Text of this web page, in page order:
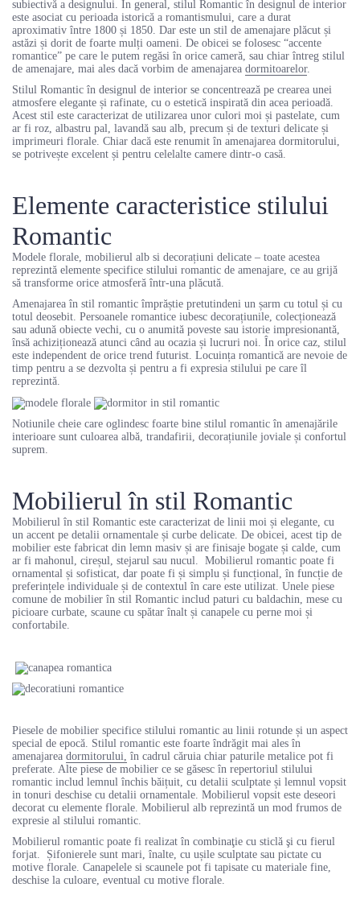
subiectivă a designului. În general, stilul Romantic în designul de interior
este asociat cu perioada istorică a romantismului, care a durat
aproximativ între 1800 și 1850. Dar este un stil de amenajare plăcut și
astăzi și dorit de foarte mulți oameni. De obicei se folosesc “accente
romantice” pe care le putem regăsi în orice cameră, sau chiar întreg stilul
de amenajare, mai ales dacă vorbim de amenajarea dormitoarelor.
Stilul Romantic în designul de interior se concentrează pe crearea unei
atmosfere elegante și rafinate, cu o estetică inspirată din acea perioadă.
Acest stil este caracterizat de utilizarea unor culori moi și pastelate, cum
ar fi roz, albastru pal, lavandă sau alb, precum și de texturi delicate și
imprimeuri florale. Chiar dacă este renumit în amenajarea dormitorului,
se potrivește excelent și pentru celelalte camere dintr-o casă.
Elemente caracteristice stilului
Romantic
Modele florale, mobilierul alb si decorațiuni delicate – toate acestea
reprezintă elemente specifice stilului romantic de amenajare, ce au grijă
să transforme orice atmosferă într-una plăcută.
Amenajarea în stil romantic împrăștie pretutindeni un șarm cu totul și cu
totul deosebit. Persoanele romantice iubesc decorațiunile, colecționează
sau adună obiecte vechi, cu o anumită poveste sau istorie impresionantă,
însă achiziționează atunci când au ocazia și lucruri noi. În orice caz, stilul
este independent de orice trend futurist. Locuința romantică are nevoie de
timp pentru a se dezvolta și pentru a fi expresia stilului pe care îl
reprezintă.
Notiunile cheie care oglindesc foarte bine stilul romantic în amenajările
interioare sunt culoarea albă, trandafirii, decorațiunile joviale și confortul
suprem.
Mobilierul în stil Romantic
Mobilierul în stil Romantic este caracterizat de linii moi și elegante, cu
un accent pe detalii ornamentale și curbe delicate. De obicei, acest tip de
mobilier este fabricat din lemn masiv și are finisaje bogate și calde, cum
ar fi mahonul, cireșul, stejarul sau nucul. Mobilierul romantic poate fi
ornamental și sofisticat, dar poate fi și simplu și funcțional, în funcție de
preferințele individuale și de contextul în care este utilizat. Unele piese
comune de mobilier în stil Romantic includ paturi cu baldachin, mese cu
picioare curbate, scaune cu spătar înalt și canapele cu perne moi și
confortabile.
Piesele de mobilier specifice stilului romantic au linii rotunde și un aspect
special de epocă. Stilul romantic este foarte îndrăgit mai ales în
amenajarea dormitorului, în cadrul căruia chiar paturile metalice pot fi
preferate. Alte piese de mobilier ce se găsesc în repertoriul stilului
romantic includ lemnul închis băițuit, cu detalii sculptate și lemnul vopsit
in tonuri deschise cu detalii ornamentale. Mobilierul vopsit este deseori
decorat cu elemente florale. Mobilierul alb reprezintă un mod frumos de
expresie al stilului romantic.
Mobilierul romantic poate fi realizat în combinaţie cu sticlă şi cu fierul
forjat. Șifonierele sunt mari, înalte, cu ușile sculptate sau pictate cu
motive florale. Canapelele si scaunele pot fi tapisate cu materiale fine,
deschise la culoare, eventual cu motive florale.